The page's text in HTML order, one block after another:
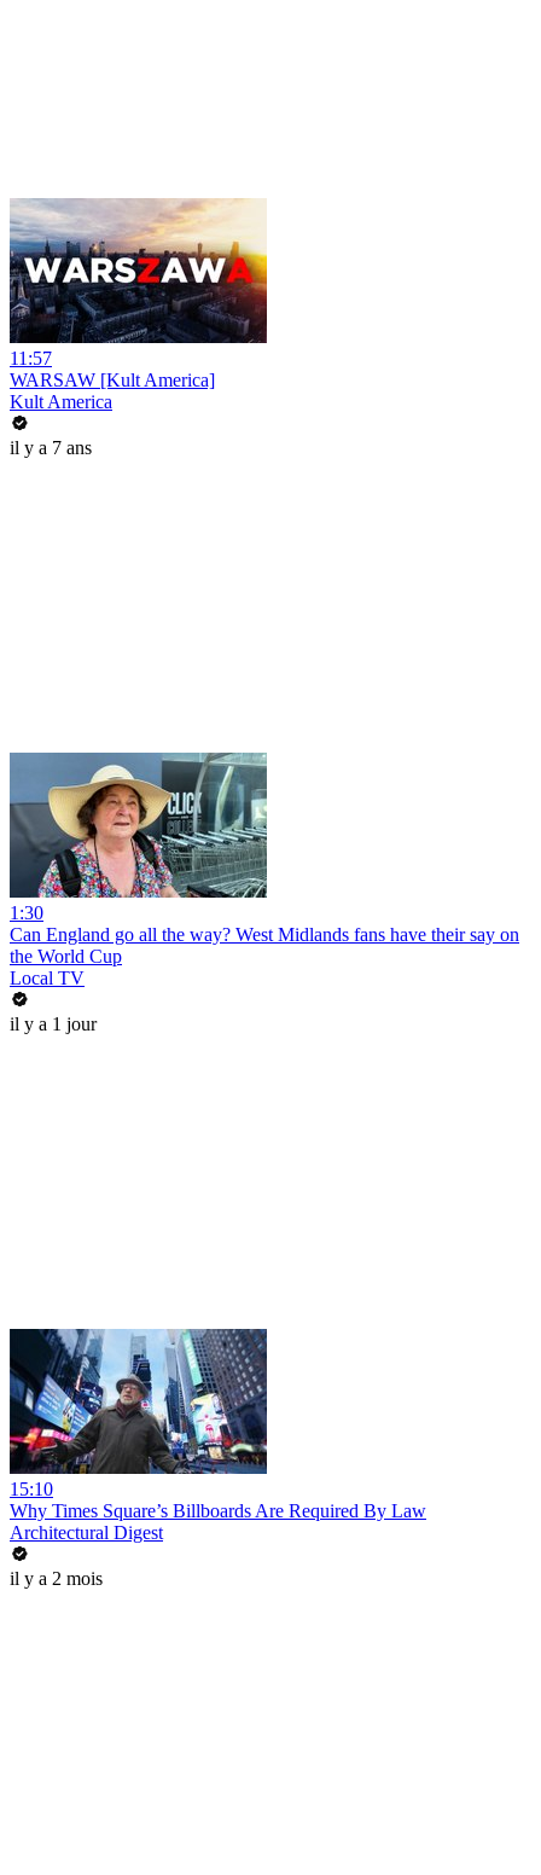
11:57
WARSAW [Kult America]
Kult America
il y a 7 ans
1:30
Can England go all the way? West Midlands fans have their say on
the World Cup
Local TV
il y a 1 jour
15:10
Why Times Square’s Billboards Are Required By Law
Architectural Digest
il y a 2 mois